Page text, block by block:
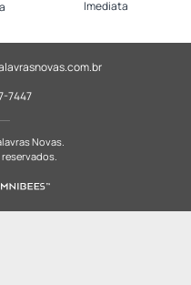
Imediata
7447
Novas.